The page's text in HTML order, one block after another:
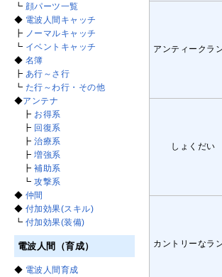
アンティークラ
しょくだい
カントリーなラ
┗ 顔パーツ一覧
◆ 電波人間キャッチ
┣ ノーマルキャッチ
┗ イベントキャッチ
◆ 名簿
┣ あ行～さ行
┗ た行～わ行・その他
◆アンテナ
┣ お得系
┣ 回復系
┣治療系
┣増強系
┣補助系
┗攻撃系
◆ 仲間
◆ 付加効果(スキル)
┗ 付加効果(装備)
電波人間（育成）
◆ 電波人間育成